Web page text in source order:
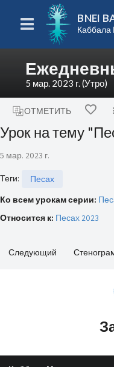
BNEI
5 мар. 2023 г. (Утро)
ОТМЕТИТЬ
Урок на тему
5 мар. 2023 г.
Теги:
Песах
Ко всем урокам серии:
Относится к: Песах 2023
Следующий